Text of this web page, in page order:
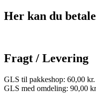
Her kan du
Fragt / Levering
GLS til pakkeshop: 60,00 kr.
GLS med omdeling: 90,00